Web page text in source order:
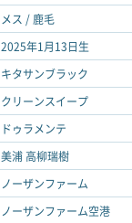
メス / 鹿毛
2025年1月13日生
キタサンブラック
クリーンスイープ
ドゥラメンテ
美浦 高柳瑞樹
ノーザンファーム
ノーザンファーム空港